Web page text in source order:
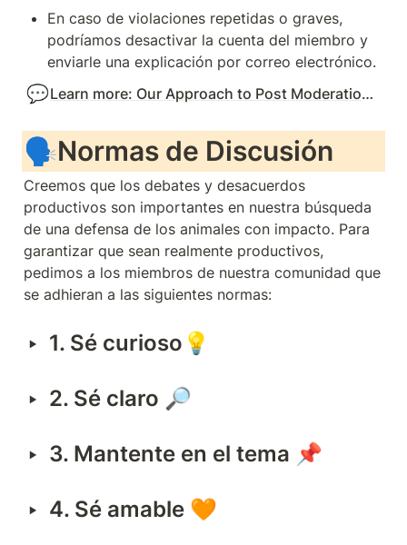
En caso de violaciones repetidas o graves,
podríamos desactivar la cuenta del miembro y
enviarle una explicación por correo electrónico.
💬 Learn more: Our Approach to Post Moderation: Ensuring Fairness and Focus (1)
🗣️Normas de Discusión
Creemos que los debates y desacuerdos
productivos son importantes en nuestra búsqueda
de una defensa de los animales con impacto. Para
garantizar que sean realmente productivos,
pedimos a los miembros de nuestra comunidad que
se adhieran a las siguientes normas:
‣ 1. Sé curioso💡
‣ 2. Sé claro 🔎
‣ 3. Mantente en el tema 📌
‣ 4. Sé amable 🧡